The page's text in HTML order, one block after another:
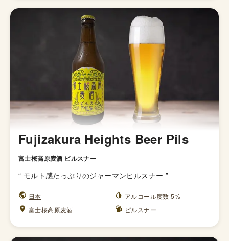
Fujizakura Heights Beer Pils
富士桜高原麦酒 ピルスナー
“ モルト感たっぷりのジャーマンピルスナー ”
日本
アルコール度数 5%
富士桜高原麦酒
ピルスナー